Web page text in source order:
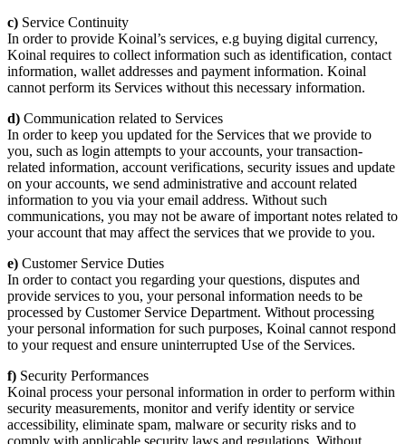
c) Service Continuity
In order to provide Koinal’s services, e.g buying digital currency,
Koinal requires to collect information such as identification, contact
information, wallet addresses and payment information. Koinal
cannot perform its Services without this necessary information.
d) Communication related to Services
In order to keep you updated for the Services that we provide to
you, such as login attempts to your accounts, your transaction-
related information, account verifications, security issues and update
on your accounts, we send administrative and account related
information to you via your email address. Without such
communications, you may not be aware of important notes related to
your account that may affect the services that we provide to you.
e) Customer Service Duties
In order to contact you regarding your questions, disputes and
provide services to you, your personal information needs to be
processed by Customer Service Department. Without processing
your personal information for such purposes, Koinal cannot respond
to your request and ensure uninterrupted Use of the Services.
f) Security Performances
Koinal process your personal information in order to perform within
security measurements, monitor and verify identity or service
accessibility, eliminate spam, malware or security risks and to
comply with applicable security laws and regulations. Without